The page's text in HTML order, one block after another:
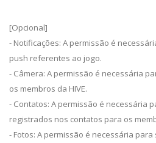
[Opcional]
- Notificações: A permissão é
push referentes ao jogo.
- Câmera: A permissão é necessária
os membros da HIVE.
- Contatos: A permissão é necessária
registrados nos contatos para os
- Fotos: A permissão é necessária